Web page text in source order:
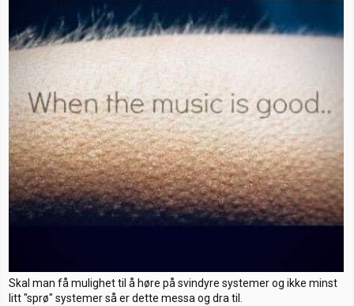
Skal man få mulighet til å høre på svindyre systemer og ikke minst
litt "sprø" systemer så er dette messa og dra til.